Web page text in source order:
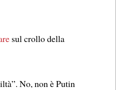
sul crollo della
No, non è Putin